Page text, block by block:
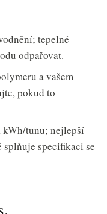
tepelné
odpařovat.
a vašem
pokud to
tunu; nejlepší
splňuje specifikaci se